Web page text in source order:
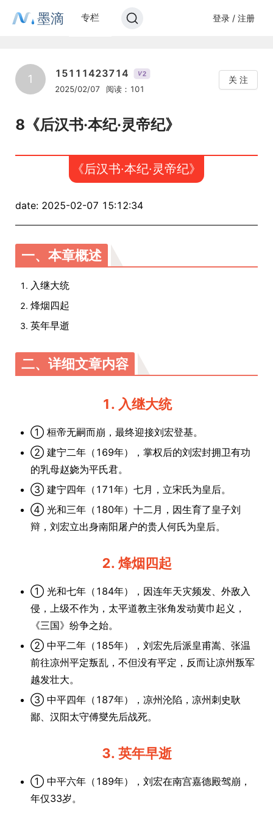
墨滴 专栏 登录 / 注册
1 15111423714 V2
2025/02/07 阅读：101
关 注
8《后汉书·本纪·灵帝纪》
《后汉书·本纪·灵帝纪》
date: 2025-02-07 15:12:34
一、本章概述
入继大统
烽烟四起
英年早逝
二、详细文章内容
1. 入继大统
① 桓帝无嗣而崩，最终迎接刘宏登基。
② 建宁二年（169年），掌权后的刘宏封拥卫有功
的乳母赵娆为平氏君。
③ 建宁四年（171年）七月，立宋氏为皇后。
④ 光和三年（180年）十二月，因生育了皇子刘
辩，刘宏立出身南阳屠户的贵人何氏为皇后。
2. 烽烟四起
① 光和七年（184年），因连年天灾频发、外敌入
侵，上级不作为，太平道教主张角发动黄巾起义，
《三国》纷争之始。
② 中平二年（185年），刘宏先后派皇甫嵩、张温
前往凉州平定叛乱，不但没有平定，反而让凉州叛军
越发壮大。
③ 中平四年（187年），凉州沦陷，凉州刺史耿
鄙、汉阳太守傅燮先后战死。
3. 英年早逝
① 中平六年（189年），刘宏在南宫嘉德殿驾崩，
年仅33岁。